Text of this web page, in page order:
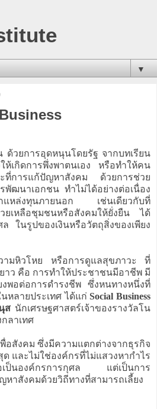
▼
ด้วยการอุดหนุนโดยรัฐ จากบทเรียน
ห้เกิดการพึ่งพาตนเอง หรือทำให้คน
การแก้ปัญหาสังคม ด้วยการช่วย
พัฒนาเอกชน ทำไม่ได้อย่างต่อเนื่อง
แหล่งทุนภายนอก เช่นเดียวกับที่
ยเหลือชุมชนหรือสังคมให้ยั่งยืน ได้
ในรูปของเงินหรือวัตถุสิ่งของเพียง
ามหิวโหย หรือการดูแลสุขภาวะ ที่
าว คือ การทำให้ประชาชนมีอาชีพ มี
งพอต่อการดำรงชีพ ซึ่งหนทางหนึ่งที่
หลายประเทศ ได้แก่Social Business
สนักเศรษฐศาสตร์เจ้าของรางวัลโน
ลาเทศ
เพื่อสังคม ซึ่งมีความแตกต่างจากธุรกิจ
และไม่ใช่องค์กรที่ไม่แสวงหากำไร
อเป็นองค์กรการกุศล แต่เป็นการ
าสังคมด้วยวิถีทางที่สามารถเลี้ยง